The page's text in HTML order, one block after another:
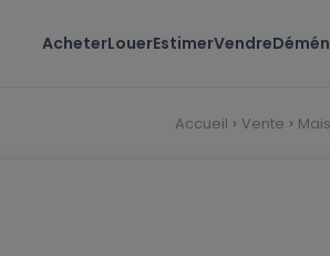
AcheterLouerEstimerVendre
Accueil Vente